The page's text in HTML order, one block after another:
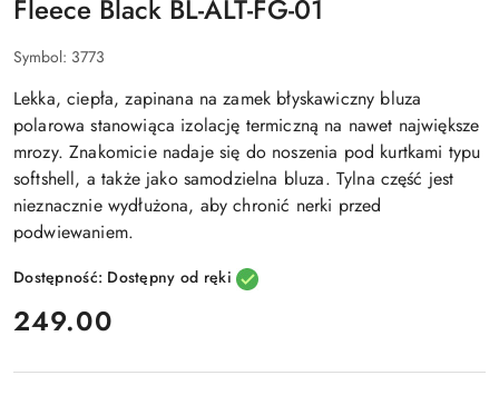
Fleece Black BL-ALT-FG-01
Symbol: 3773
Lekka, ciepła, zapinana na zamek błyskawiczny bluza
polarowa stanowiąca izolację termiczną na nawet największe
mrozy. Znakomicie nadaje się do noszenia pod kurtkami typu
softshell, a także jako samodzielna bluza. Tylna część jest
nieznacznie wydłużona, aby chronić nerki przed
podwiewaniem.
Dostępność: Dostępny od ręki
cena:
249.00